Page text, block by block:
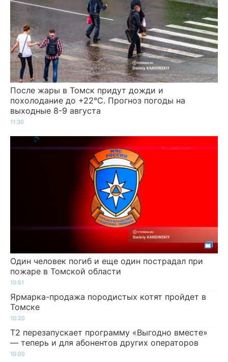
После жары в Томск придут дожди и
похолодание до +22°C. Прогноз погоды на
выходные 8-9 августа
11:30
Один человек погиб и еще один пострадал при
пожаре в Томской области
10:51
Ярмарка-продажа породистых котят пройдет в
Томске
10:20
Т2 перезапускает программу «Выгодно вместе»
— теперь и для абонентов других операторов
10:00